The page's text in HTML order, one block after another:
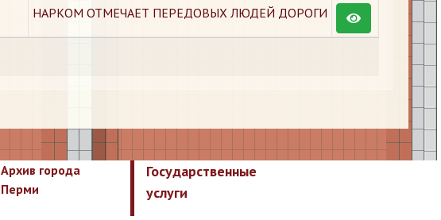
​НАРКОМ ОТМЕЧАЕТ ПЕРЕДОВЫХ ЛЮДЕЙ ДОРОГИ
Архив города
Перми
Государственные
услуги